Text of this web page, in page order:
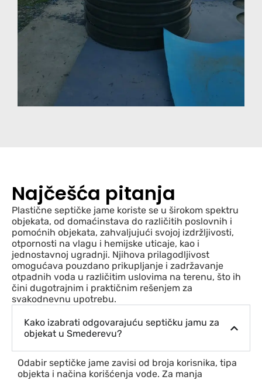
Najčešća pitanja
Plastične septičke jame koriste se u širokom spektru
objekata, od domaćinstava do različitih poslovnih i
pomoćnih objekata, zahvaljujući svojoj izdržljivosti,
otpornosti na vlagu i hemijske uticaje, kao i
jednostavnoj ugradnji. Njihova prilagodljivost
omogućava pouzdano prikupljanje i zadržavanje
otpadnih voda u različitim uslovima na terenu, što ih
čini dugotrajnim i praktičnim rešenjem za
svakodnevnu upotrebu.
Kako izabrati odgovarajuću septičku jamu za
objekat u Smederevu?
Odabir septičke jame zavisi od broja korisnika, tipa
objekta i načina korišćenja vode. Za manja